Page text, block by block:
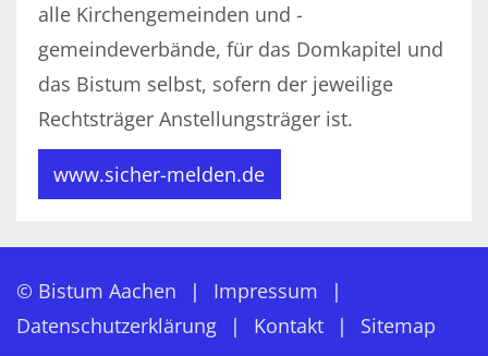
alle Kirchengemeinden und -
gemeindeverbände, für das Domkapitel und
das Bistum selbst, sofern der jeweilige
Rechtsträger Anstellungsträger ist.
www.sicher-melden.de
© Bistum Aachen
Impressum
Datenschutzerklärung
Kontakt Sitemap